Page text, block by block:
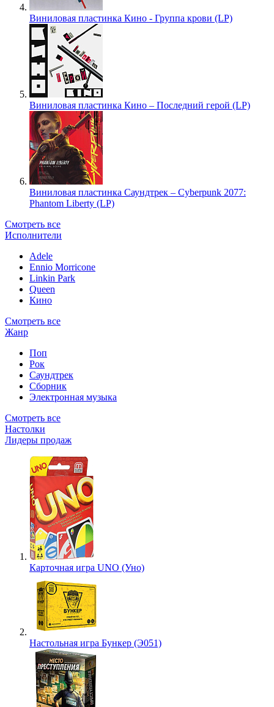
Виниловая пластинка Кино - Группа крови (LP)
Виниловая пластинка Кино – Последний герой (LP)
Виниловая пластинка Саундтрек – Cyberpunk 2077:
Phantom Liberty (LP)
Смотреть все
Исполнители
Adele
Ennio Morricone
Linkin Park
Queen
Кино
Смотреть все
Жанр
Поп
Рок
Саундтрек
Сборник
Электронная музыка
Смотреть все
Настолки
Лидеры продаж
Карточная игра UNO (Уно)
Настольная игра Бункер (Э051)